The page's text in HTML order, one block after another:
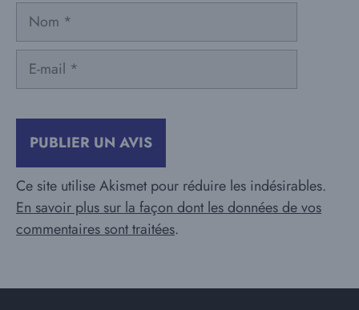
Nom
mail
Ce site utilise Akismet pour réduire les indésirables.
En savoir plus sur la façon dont les données de vos
commentaires sont traitées.